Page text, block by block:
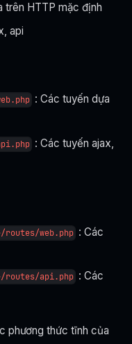
trên HTTP mặc định
api
: Các tuyến dựa
: Các tuyến ajax,
web.php : Các
routes/api.php : Các
phương thức tĩnh của